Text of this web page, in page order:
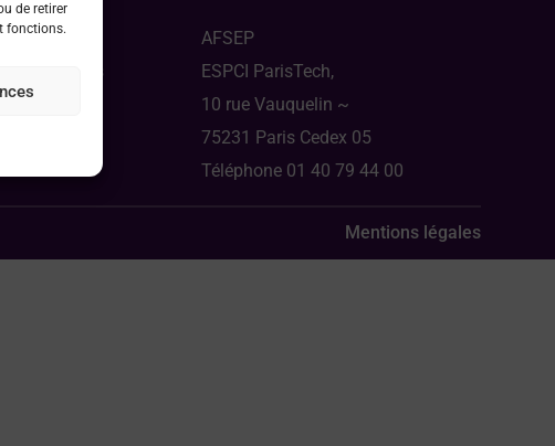
de retirer
fonctions.
congrès
AFSEP
ESPCI ParisTech,
10 rue Vauquelin ~
75231 Paris Cedex 05
Téléphone 01 40 79 44 00
Mentions légales